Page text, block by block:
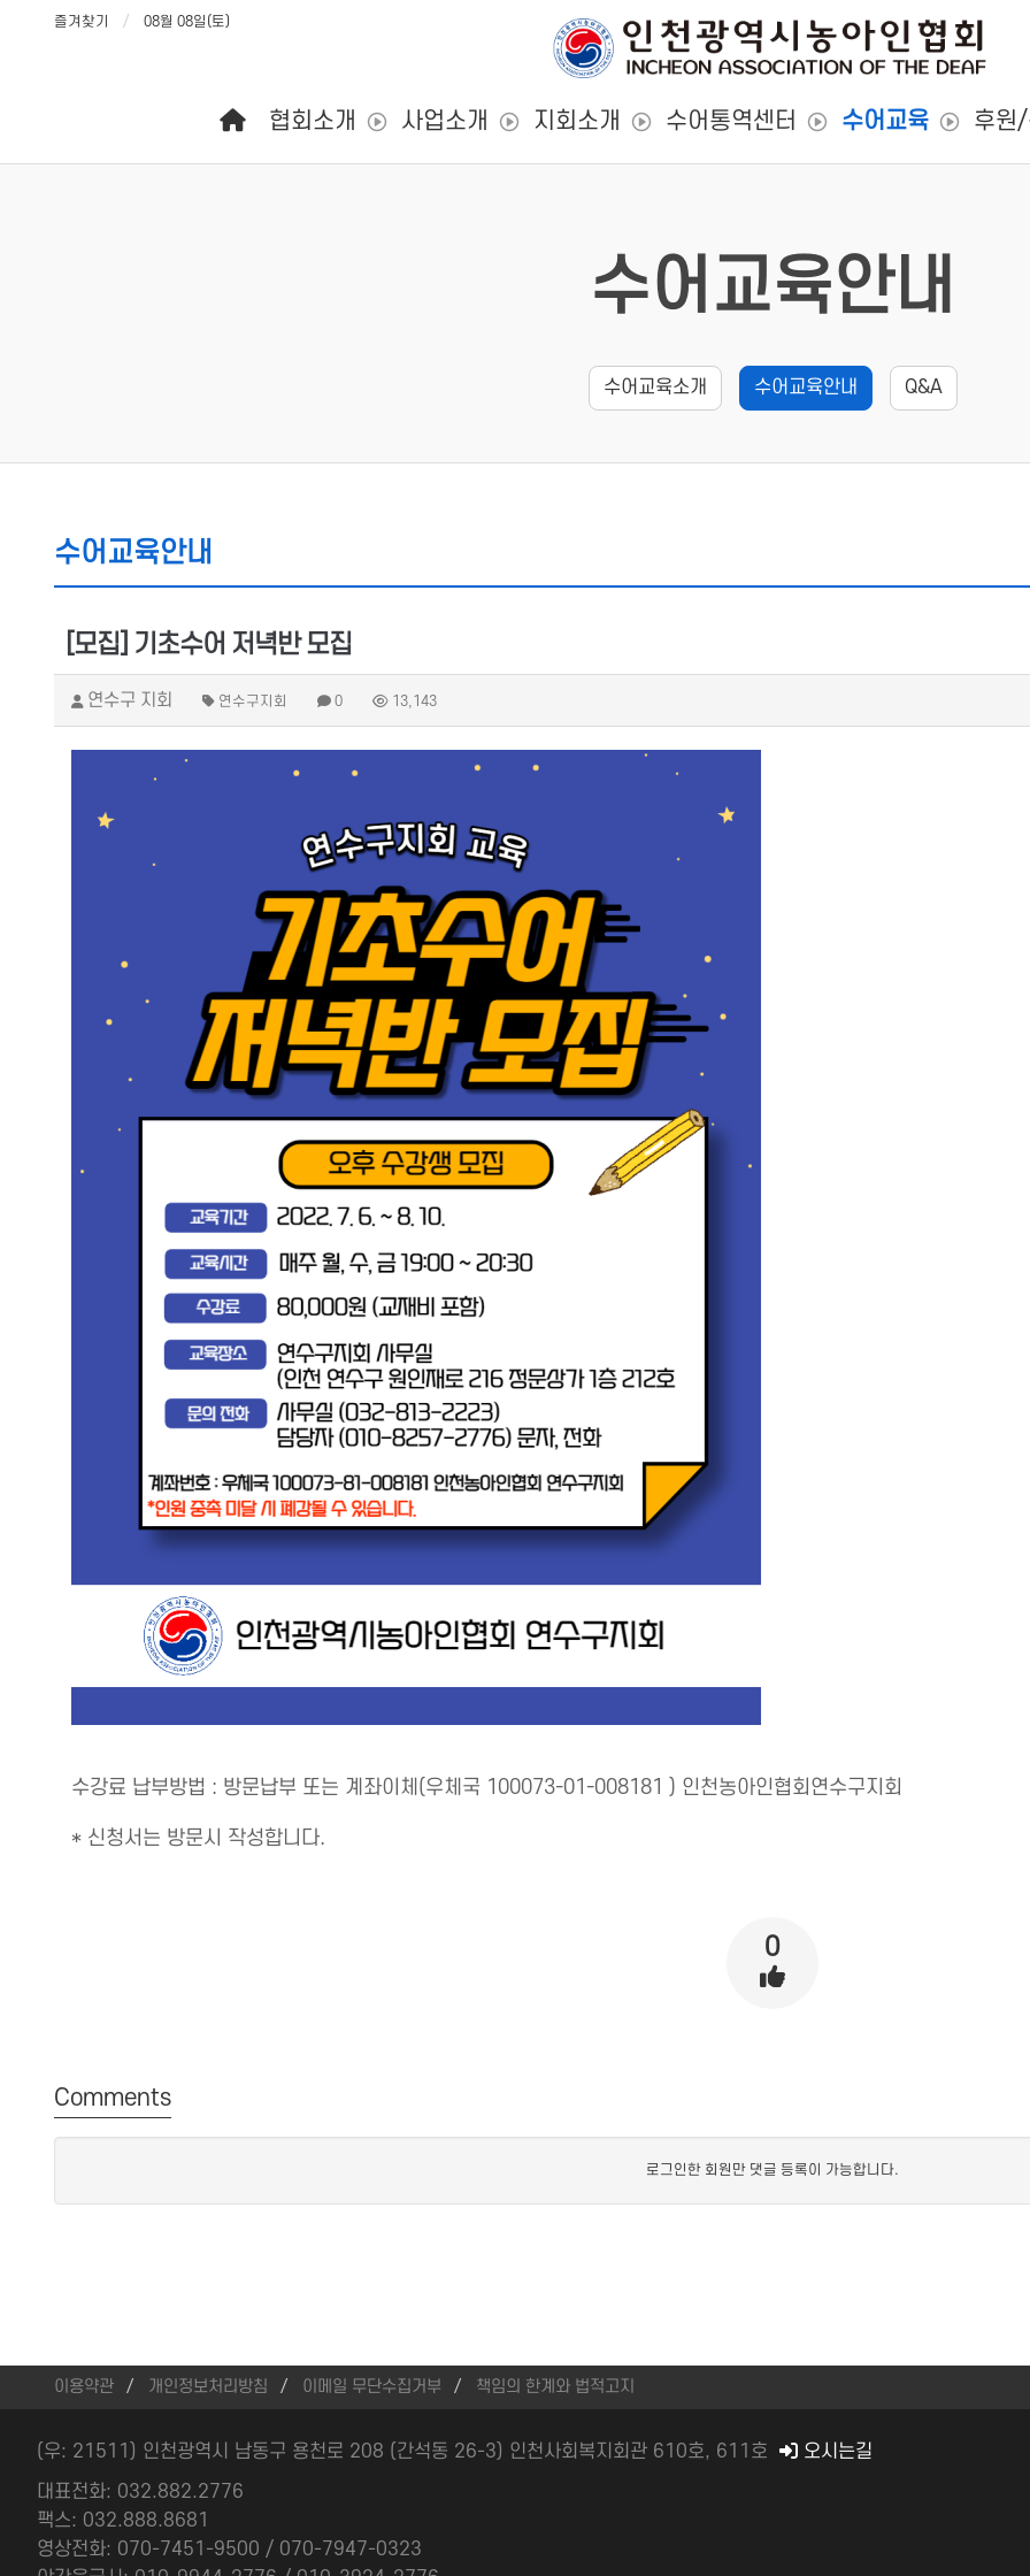
즐겨찾기 08월 08일(토)
협회소개 사업소개 지회소개 수어통역센터 수어교육 후원
수어교육안내
수어교육소개 수어교육안내 Q&A
수어교육안내
[모집] 기초수어 저녁반 모집
연수구 지회 연수구지회 0 13,143
수강료 납부방법 : 방문납부 또는 계좌이체(우체국 100073-01-008181 ) 인천농아인협회연수구지회
* 신청서는 방문시 작성합니다.
0
Comments
로그인한 회원만 댓글 등록이 가능합니다.
이용약관 개인정보처리방침 이메일 무단수집거부 책임의 한계와 법적고지
(우: 21511) 인천광역시 남동구 용천로 208 (간석동 26-3) 인천사회복지회관 610호, 611호
오시는길
대표전화: 032.882.2776
팩스: 032.888.8681
영상전화: 070-7451-9500 / 070-7947-0323